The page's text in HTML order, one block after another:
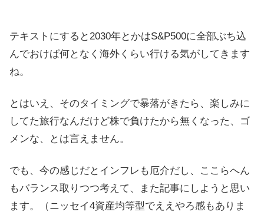
テキストにすると2030年とかはS&P500に全部ぶち込
んでおけば何となく海外くらい行ける気がしてきます
ね。
とはいえ、そのタイミングで暴落がきたら、楽しみに
してた旅行なんだけど株で負けたから無くなった、ゴ
メンな、とは言えません。
でも、今の感じだとインフレも厄介だし、ここらへん
もバランス取りつつ考えて、また記事にしようと思い
ます。（ニッセイ4資産均等型でええやろ感もありま